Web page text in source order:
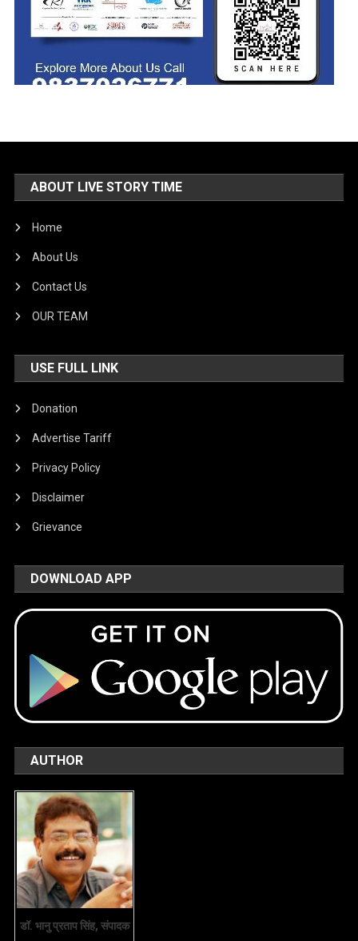
ABOUT LIVE STORY TIME
Home
About Us
Contact Us
OUR TEAM
USE FULL LINK
Donation
Advertise Tariff
Privacy Policy
Disclaimer
Grievance
DOWNLOAD APP
AUTHOR
डॉ. भानु प्रताप सिंह, संपादक